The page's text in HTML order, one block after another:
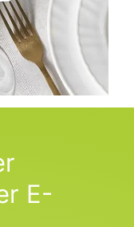
E-